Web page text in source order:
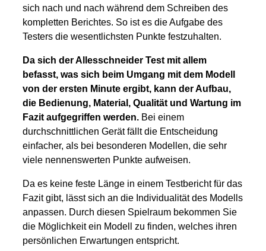
sich nach und nach während dem Schreiben des
kompletten Berichtes. So ist es die Aufgabe des
Testers die wesentlichsten Punkte festzuhalten.
Da sich der Allesschneider Test mit allem
befasst, was sich beim Umgang mit dem Modell
von der ersten Minute ergibt, kann der Aufbau,
die Bedienung, Material, Qualität und Wartung im
Fazit aufgegriffen werden. Bei einem
durchschnittlichen Gerät fällt die Entscheidung
einfacher, als bei besonderen Modellen, die sehr
viele nennenswerten Punkte aufweisen.
Da es keine feste Länge in einem Testbericht für das
Fazit gibt, lässt sich an die Individualität des Modells
anpassen. Durch diesen Spielraum bekommen Sie
die Möglichkeit ein Modell zu finden, welches ihren
persönlichen Erwartungen entspricht.